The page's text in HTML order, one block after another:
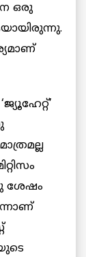
ഒരു
ശേഷം